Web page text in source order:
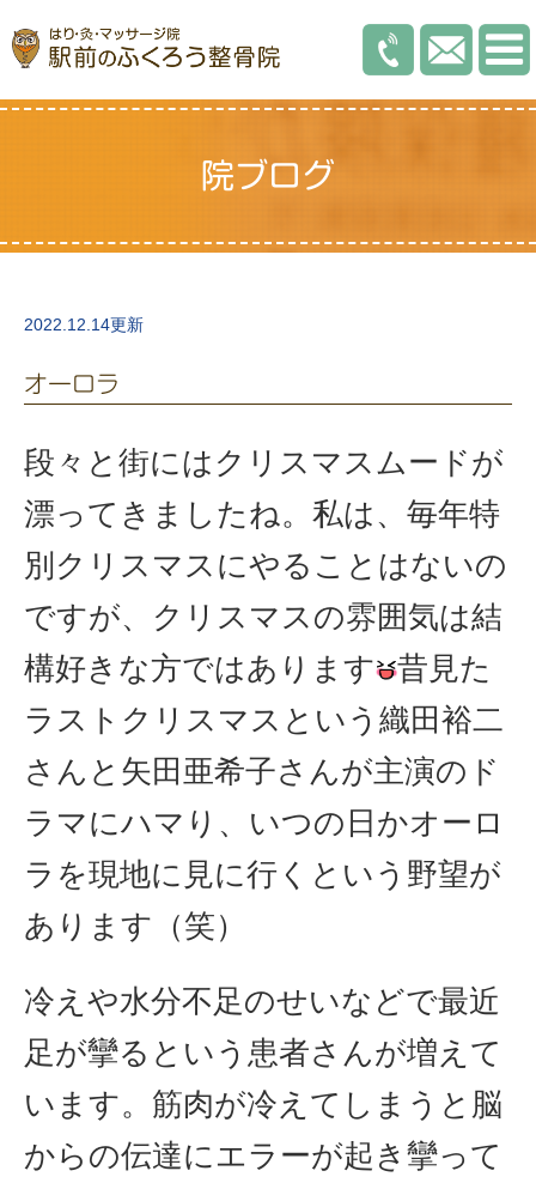
院ブログ
2022.12.14更新
オーロラ
段々と街にはクリスマスムードが
漂ってきましたね。私は、毎年特
別クリスマスにやることはないの
ですが、クリスマスの雰囲気は結
構好きな方ではあります
昔見た
ラストクリスマスという織田裕二
さんと矢田亜希子さんが主演のド
ラマにハマり、いつの日かオーロ
ラを現地に見に行くという野望が
あります（笑）
冷えや水分不足のせいなどで最近
足が攣るという患者さんが増えて
います。筋肉が冷えてしまうと脳
からの伝達にエラーが起き攣って